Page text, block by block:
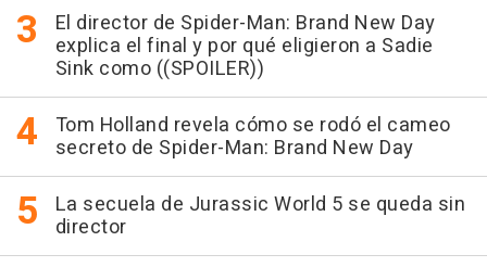
El director de Spider-Man: Brand New Day
explica el final y por qué eligieron a Sadie
Sink como ((SPOILER))
Tom Holland revela cómo se rodó el cameo
secreto de Spider-Man: Brand New Day
La secuela de Jurassic World 5 se queda sin
director